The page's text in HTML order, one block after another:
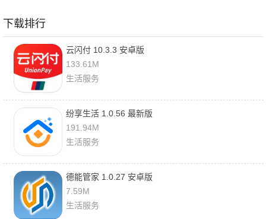
下载排行
云闪付 10.3.3 安卓版
133.61M
生活服务
纷享生活 1.0.56 最新版
191.94M
生活服务
德能管家 1.0.27 安卓版
7.59M
生活服务